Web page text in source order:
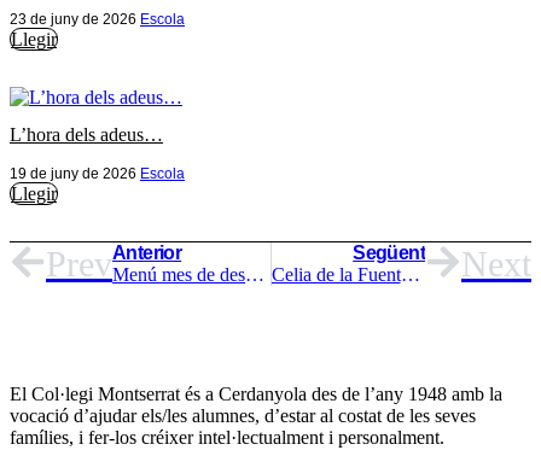
23 de juny de 2026 Escola
Llegir
L’hora dels adeus…
19 de juny de 2026 Escola
Llegir
PrevAnterior
Menú mes de desembre
Següent
Celia de la Fuente i Marina Palomo, alumnes de 4t d’ESO, guanyadores del concurs literari Nit Lab tancats al Museu.
Next
El Col·legi Montserrat és a Cerdanyola des de l’any 1948 amb la
vocació d’ajudar els/les alumnes, d’estar al costat de les seves
famílies, i fer-los créixer intel·lectualment i personalment.